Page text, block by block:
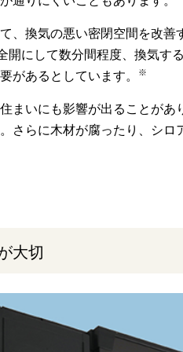
、換気の悪い密閉空間を改善
にして数分間程度、換気す
があるとしています。
※
まいにも影響が出ることがあ
さらに木材が腐ったり、シロ
大切